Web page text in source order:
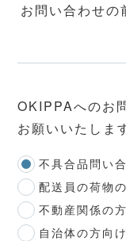
お問い合わせの
OKIPPAへのお
お願いいたしま
不具合品問い
配送員の荷物
不動産関係の
自治体の方向け